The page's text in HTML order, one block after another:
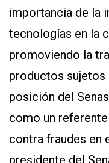
importancia de la
tecnologías en la
promoviendo la
productos sujetos
posición del
como un
contra fraudes en
presidente del